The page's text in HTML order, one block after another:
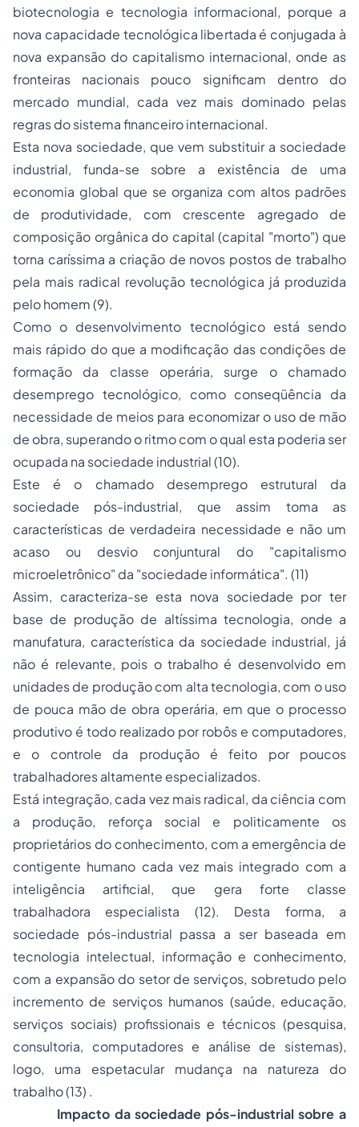
biotecnologia e tecnologia informacional, porque a
nova capacidade tecnológica libertada é conjugada à
nova expansão do capitalismo internacional, onde as
fronteiras nacionais pouco significam dentro do
mercado mundial, cada vez mais dominado pelas
regras do sistema financeiro internacional.
Esta nova sociedade, que vem substituir a sociedade
industrial, funda-se sobre a existência de uma
economia global que se organiza com altos padrões
de produtividade, com crescente agregado de
composição orgânica do capital (capital "morto") que
torna caríssima a criação de novos postos de trabalho
pela mais radical revolução tecnológica já produzida
pelo homem (9).
Como o desenvolvimento tecnológico está sendo
mais rápido do que a modificação das condições de
formação da classe operária, surge o chamado
desemprego tecnológico, como conseqüência da
necessidade de meios para economizar o uso de mão
de obra, superando o ritmo com o qual esta poderia ser
ocupada na sociedade industrial (10).
Este é o chamado desemprego estrutural da
sociedade pós-industrial, que assim toma as
características de verdadeira necessidade e não um
acaso ou desvio conjuntural do "capitalismo
microeletrônico" da "sociedade informática". (11)
Assim, caracteriza-se esta nova sociedade por ter
base de produção de altíssima tecnologia, onde a
manufatura, característica da sociedade industrial, já
não é relevante, pois o trabalho é desenvolvido em
unidades de produção com alta tecnologia, com o uso
de pouca mão de obra operária, em que o processo
produtivo é todo realizado por robôs e computadores,
e o controle da produção é feito por poucos
trabalhadores altamente especializados.
Está integração, cada vez mais radical, da ciência com
a produção, reforça social e politicamente os
proprietários do conhecimento, com a emergência de
contigente humano cada vez mais integrado com a
inteligência artificial, que gera forte classe
trabalhadora especialista (12). Desta forma, a
sociedade pós-industrial passa a ser baseada em
tecnologia intelectual, informação e conhecimento,
com a expansão do setor de serviços, sobretudo pelo
incremento de serviços humanos (saúde, educação,
serviços sociais) profissionais e técnicos (pesquisa,
consultoria, computadores e análise de sistemas),
logo, uma espetacular mudança na natureza do
trabalho (13) .
Impacto da sociedade pós-industrial sobre a